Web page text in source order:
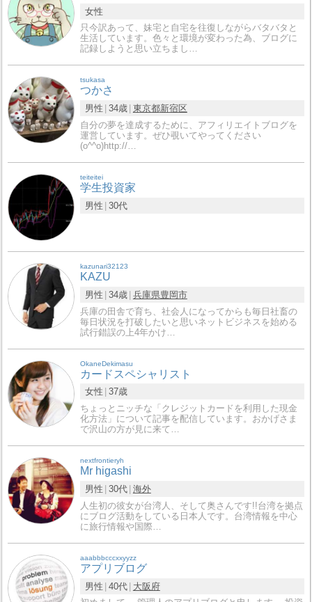
女性
只今訳あって、妹宅と自宅を往復しながらバタバタと
生活しています。色々と環境が変わった為、ブログに
記録しようと思い立ちまし…
tsukasa
つかさ
男性 34歳 東京都新宿区
自分の夢を達成するために、アフィリエイトブログを
運営しています。ぜひ覗いてやってください
(o^^o)http://…
teiteitei
学生投資家
男性 30代
kazunari32123
KAZU
男性 34歳 兵庫県豊岡市
兵庫の田舎で育ち、社会人になってからも毎日社畜の
毎日状況を打破したいと思いネットビジネスを始める
試行錯誤の上4年かけ…
OkaneDekimasu
カードスペシャリスト
女性 37歳
ちょっとニッチな「クレジットカードを利用した現金
化方法」について記事を配信しています。おかげさま
で沢山の方が見に来て…
nextfrontieryh
Mr higashi
男性 30代 海外
人生初の彼女が台湾人、そして奥さんです!!台湾を拠点
にブログ活動をしている日本人です。台湾情報を中心
に旅行情報や国際…
aaabbbcccxxyyzz
アプリブログ
男性 40代
大阪府